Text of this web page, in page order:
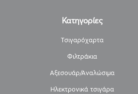
Κατηγορίες
Τσιγαρόχαρτα
Φιλτράκια
Αξεσουάρ/Αναλώσιμα
Ηλεκτρονικά τσιγάρα